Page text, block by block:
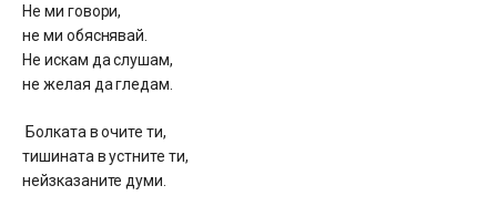
Не ми говори,
не ми обяснявай.
Не искам да слушам,
не желая да гледам.
Болката в очите ти,
тишината в устните ти,
нейзказаните думи.